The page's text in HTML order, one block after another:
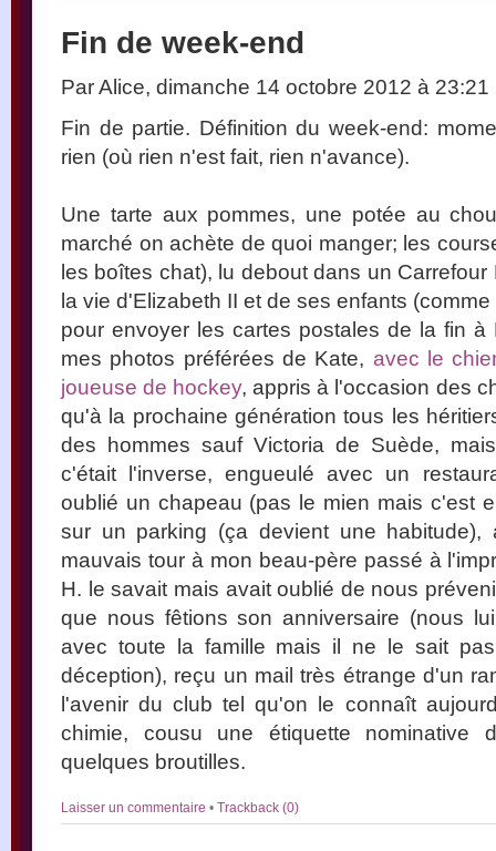
Fin de week-end
Par Alice, dimanche 14 octobre 2012 à 23:21
Fin de partie. Définition du week-end:
rien (où rien n'est fait, rien n'avance).
Une tarte aux pommes, une potée au
marché on achète de quoi manger; les
les boîtes chat), lu debout dans un
la vie d'Elizabeth II et de ses enfants
pour envoyer les cartes postales de la fin
mes photos préférées de Kate, avec le
joueuse de hockey, appris à l'occasion des
qu'à la prochaine génération tous les
des hommes sauf Victoria de Suède,
c'était l'inverse, engueulé avec un
oublié un chapeau (pas le mien mais c'est
sur un parking (ça devient une
mauvais tour à mon beau-père passé à
H. le savait mais avait oublié de nous
que nous fêtions son anniversaire (nous
avec toute la famille mais il ne le sait
déception), reçu un mail très étrange d'un
l'avenir du club tel qu'on le connaît
chimie, cousu une étiquette nominative
quelques broutilles.
Laisser un commentaire • Trackback (0)